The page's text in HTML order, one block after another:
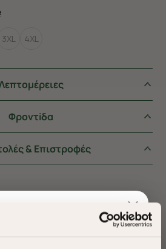
3XL 4XL
Φροντiδα
& Επιστροφές
ΕΣΑΣ